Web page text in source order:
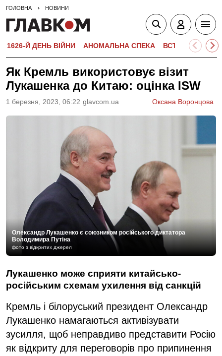
ГОЛОВНА НОВИНИ
1626-Й ДЕНЬ ВІЙНИ АНОМАЛЬНА СПЕКА ВСТУПНА
Як Кремль використовує візит
Лукашенка до Китаю: оцінка ISW
1 березня, 2023, 06:22 glavcom.ua Оксана Воронцова
Олександр Лукашенко є союзником російського диктатора
Володимира Путіна
фото з відкритих джерел
Лукашенко може сприяти китайсько-
російським схемам ухилення від санкцій
Кремль і білоруський президент Олександр
Лукашенко намагаються активізувати
зусилля, щоб неправдиво представити Росію
як відкриту для переговорів про припинення